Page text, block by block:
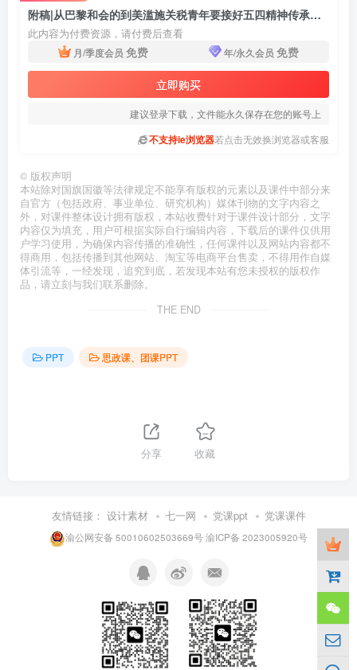
附稿|从巴黎和会的到美滥施关税青年要接好五四精神传承的接力棒主题团课PPT课件
此内容为付费资源，请付费后查看
月/季度会员 免费 年/永久会员 免费
立即购买
建议登录下载，文件能永久保存在您的账号上
不支持ie浏览器若点击无效换浏览器或客服
© 版权声明
本站除对国旗国徽等法律规定不能享有版权的元素以及课件中部分来
自官方（包括政府、事业单位、研究机构）媒体刊物的文字内容之
外，对课件整体设计拥有版权，本站收费针对于课件设计部分，文字
内容仅为填充，用户可根据实际自行编辑内容，下载后的课件仅供用
户学习使用，为确保内容传播的准确性，任何课件以及网站内容都不
得商用，包括传播到其他网站、淘宝等电商平台售卖，不得用作自媒
体引流等，一经发现，追究到底，若发现本站有您未授权的版权作
品，请立刻与我们联系删除。
THE END
PPT 思政课、团课PPT
分享 收藏
友情链接： 设计素材 七一网 党课ppt 党课课件
渝公网安备 50010602503669号渝ICP备 2023005920号